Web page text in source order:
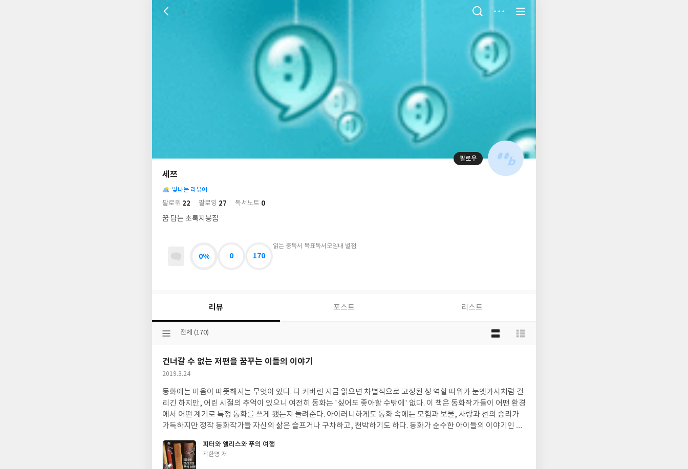
팔로우
세쯔
님
의
사
락
빛나는 리뷰어
팔로워 22 팔로잉 27 독서노트 0
꿈 담는 초록지붕집
읽는 중독서 목표
0%
독서모임
0
내 별점
170
리뷰 포스트 리스트
선
분
류
전체 (170)
건너갈 수 없는 저편을 꿈꾸는 이들의 이야기
작
일
2019.3.24
동화에는 마음이 따뜻해지는 무엇이 있다. 다 커버린 지금 읽으면 차별적으로 고정된 성 역할 따위가 눈엣가시처럼 걸
리긴 하지만, 어린 시절의 추억이 있으니 여전히 동화는 '싫어도 좋아할 수밖에' 없다. 이 책은 동화작가들이 어떤 환경
에서 어떤 계기로 특정 동화를 쓰게 됐는지 들려준다. 아이러니하게도 동화 속에는 모험과 보물, 사랑과 선의 승리가
가득하지만 정작 동화작가들 자신의 삶은 슬프거나 구차하고, 천박하기도 하다. 동화가 순수한 아이들의 이야기인 것
외에 거주하던 시절 해외의 동화 '초판본에 근접하는' 고서를 수집하는 데에 열을 올렸다. 초판본 수집보다는 책을 읽
는 게 더 중요한 목적이었다고 했지만 아마 여건이 되었다면 초판본에 근접하는 수준에서 멈추지 않고 초판본 그 자체
피터와 앨리스와 푸의 여행
글
곽한영 저